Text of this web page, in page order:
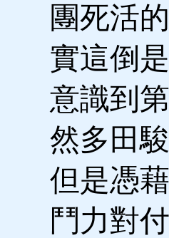
團死活
實這倒
意識到
然多田
但是憑
鬥力對